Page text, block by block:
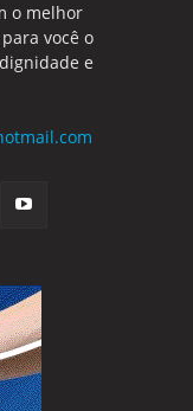
o melhor
você o
e